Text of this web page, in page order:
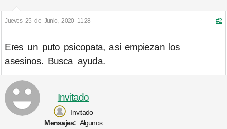
Jueves 25 de Junio, 2020 11:28 #2
Eres un puto psicopata, asi empiezan los
asesinos. Busca ayuda.
Invitado
Invitado
Mensajes: Algunos